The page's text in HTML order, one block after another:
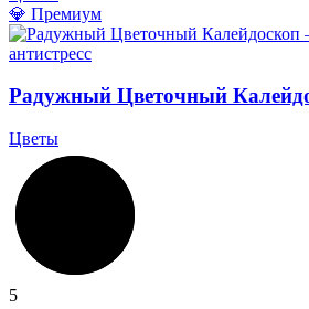
💎 Премиум
Радужный Цветочный
Цветы
5